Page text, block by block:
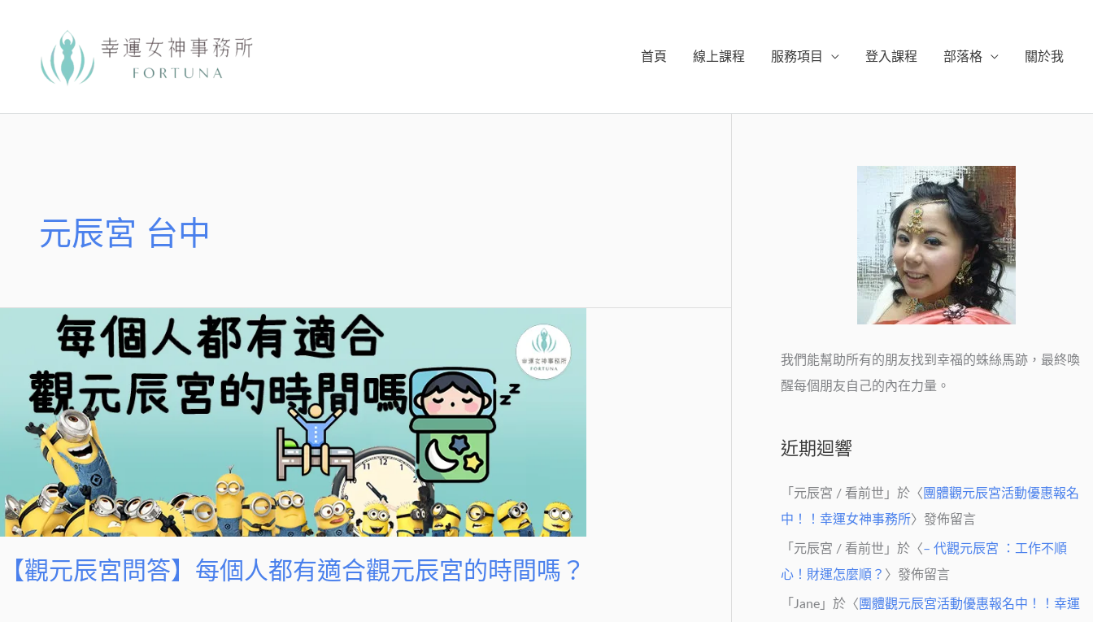
首頁 線上課程 服務項目 登入課程 部落格 關於我
元辰宮 台中
【觀元辰宮問答】每個人都有適合觀元辰宮的時間嗎？
人
都
我們能幫助所有的朋友找到幸福的蛛絲馬跡，最終喚
醒每個朋友自己的內在力量。
近期迴響
「 元辰宮 / 看前世 」於〈 團體觀元辰宮活動優惠報名
中！！幸運女神事務所〉發佈留言
「 元辰宮 / 看前世 」於〈– 代觀元辰宮 ：工作不順
心！財運怎麼順？ 〉發佈留言
「 Jane 」於〈 團體觀元辰宮活動優惠報名中！！幸運